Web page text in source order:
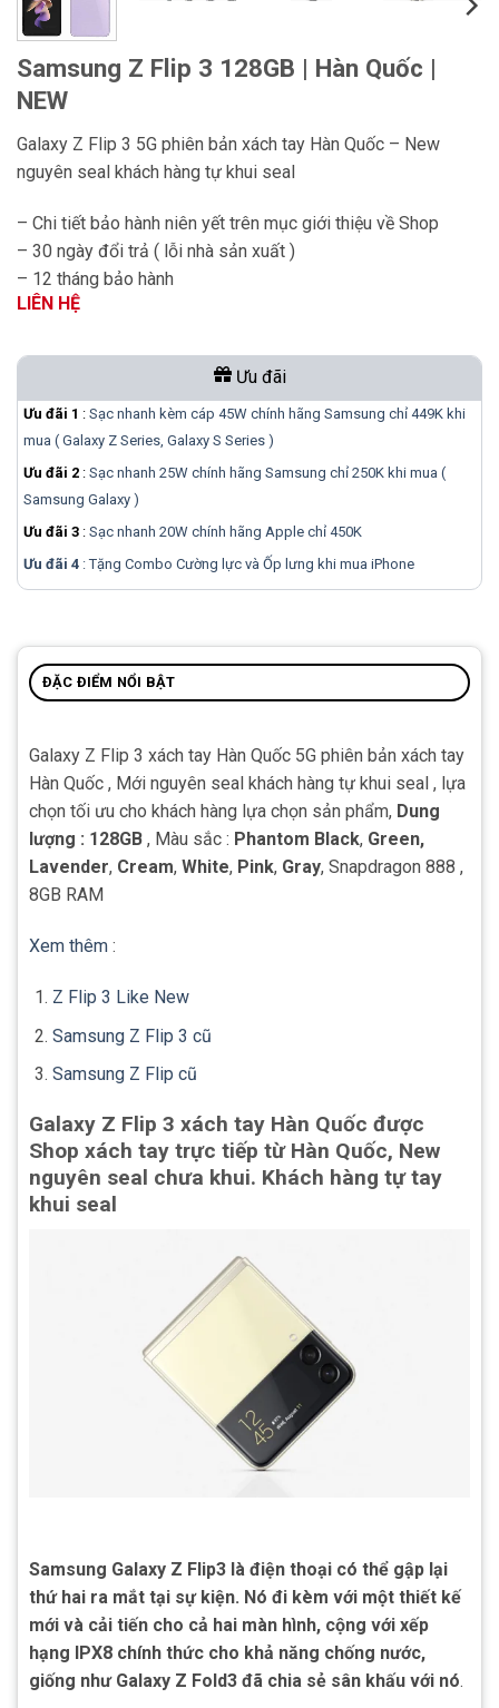
Samsung Z Flip 3 128GB | Hàn Quốc |
NEW
Galaxy Z Flip 3 5G phiên bản xách tay Hàn Quốc – New
nguyên seal khách hàng tự khui seal
– Chi tiết bảo hành niên yết trên mục giới thiệu về Shop
– 30 ngày đổi trả ( lỗi nhà sản xuất )
– 12 tháng bảo hành
LIÊN HỆ
Ưu đãi
Ưu đãi 1 : Sạc nhanh kèm cáp 45W chính hãng Samsung chỉ 449K khi
mua ( Galaxy Z Series, Galaxy S Series )
Ưu đãi 2 : Sạc nhanh 25W chính hãng Samsung chỉ 250K khi mua (
Samsung Galaxy )
Ưu đãi 3 : Sạc nhanh 20W chính hãng Apple chỉ 450K
Ưu đãi 4 : Tặng Combo Cường lực và Ốp lưng khi mua iPhone
ĐẶC ĐIỂM NỔI BẬT
Galaxy Z Flip 3 xách tay Hàn Quốc 5G phiên bản xách tay
Hàn Quốc , Mới nguyên seal khách hàng tự khui seal , lựa
chọn tối ưu cho khách hàng lựa chọn sản phẩm, Dung
lượng : 128GB , Màu sắc : Phantom Black, Green,
Lavender, Cream, White, Pink, Gray, Snapdragon 888 ,
8GB RAM
Xem thêm :
Z Flip 3 Like New
Samsung Z Flip 3 cũ
Samsung Z Flip cũ
Galaxy Z Flip 3 xách tay Hàn Quốc được
Shop xách tay trực tiếp từ Hàn Quốc, New
nguyên seal chưa khui. Khách hàng tự tay
khui seal
Samsung Galaxy Z Flip3 là điện thoại có thể gập lại
thứ hai ra mắt tại sự kiện. Nó đi kèm với một thiết kế
mới và cải tiến cho cả hai màn hình, cộng với xếp
hạng IPX8 chính thức cho khả năng chống nước,
giống như Galaxy Z Fold3 đã chia sẻ sân khấu với nó.